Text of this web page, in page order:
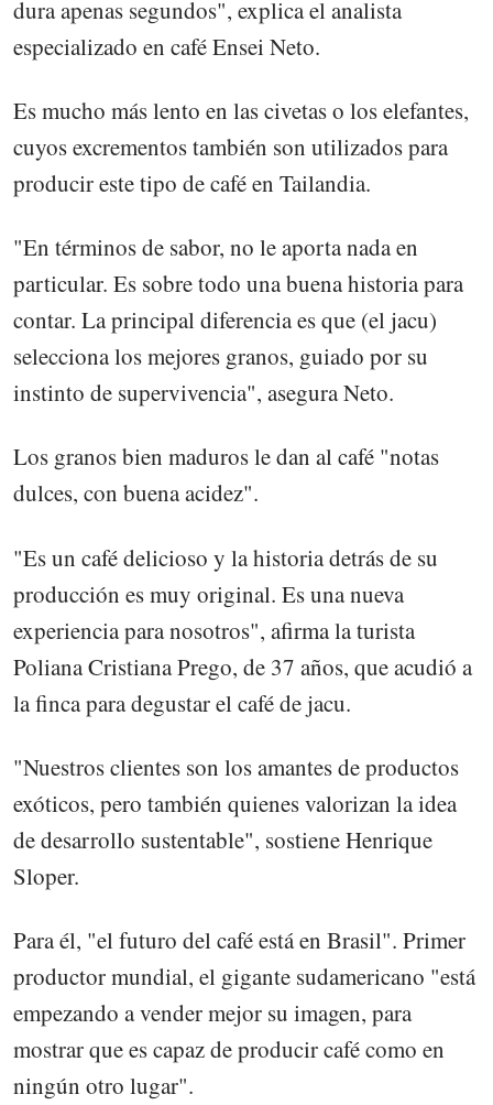
dura apenas segundos", explica el analista
especializado en café Ensei Neto.
Es mucho más lento en las civetas o los elefantes,
cuyos excrementos también son utilizados para
producir este tipo de café en Tailandia.
"En términos de sabor, no le aporta nada en
particular. Es sobre todo una buena historia para
contar. La principal diferencia es que (el jacu)
selecciona los mejores granos, guiado por su
instinto de supervivencia", asegura Neto.
Los granos bien maduros le dan al café "notas
dulces, con buena acidez".
"Es un café delicioso y la historia detrás de su
producción es muy original. Es una nueva
experiencia para nosotros", afirma la turista
Poliana Cristiana Prego, de 37 años, que acudió a
la finca para degustar el café de jacu.
"Nuestros clientes son los amantes de productos
exóticos, pero también quienes valorizan la idea
de desarrollo sustentable", sostiene Henrique
Sloper.
Para él, "el futuro del café está en Brasil". Primer
productor mundial, el gigante sudamericano "está
empezando a vender mejor su imagen, para
mostrar que es capaz de producir café como en
ningún otro lugar".